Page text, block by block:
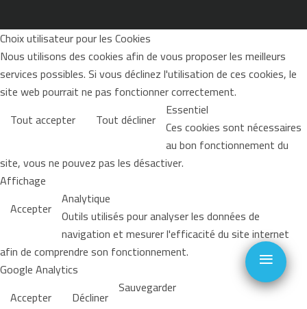
Choix utilisateur pour les Cookies
Nous utilisons des cookies afin de vous proposer les meilleurs
services possibles. Si vous déclinez l'utilisation de ces cookies, le
site web pourrait ne pas fonctionner correctement.
Tout accepter
Tout décliner Essentiel
Ces cookies sont nécessaires
au bon fonctionnement du
site, vous ne pouvez pas les désactiver.
Affichage
Accepter Analytique
Outils utilisés pour analyser les données de
navigation et mesurer l'efficacité du site internet
afin de comprendre son fonctionnement.
Google Analytics
Accepter
Décliner Sauvegarder
≡